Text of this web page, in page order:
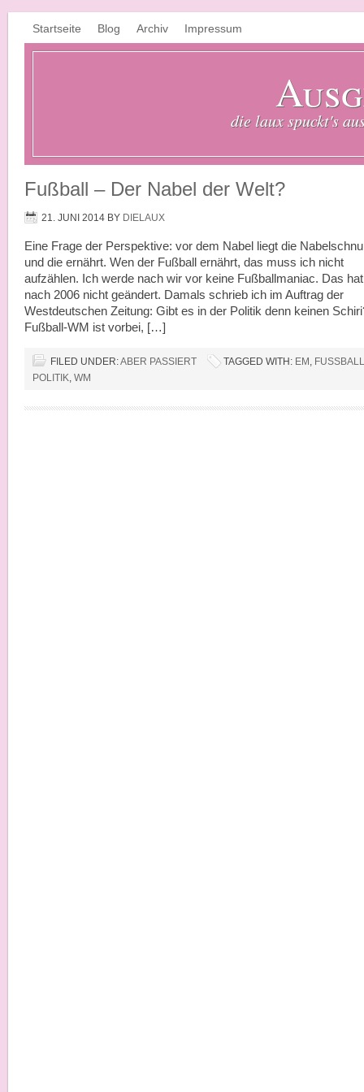
Startseite Blog Archiv Impressum
die laux spuckt's
Fußball – Der Nabel der Welt?
21. JUNI 2014 BY DIELAUX
Eine Frage der Perspektive: vor dem Nabel liegt die
und die ernährt. Wen der Fußball ernährt, das muss ich nicht
aufzählen. Ich werde nach wir vor keine Fußballmaniac. Das
nach 2006 nicht geändert. Damals schrieb ich im Auftrag der
Westdeutschen Zeitung: Gibt es in der Politik denn keinen
Fußball-WM ist vorbei, […]
FILED UNDER:ABER PASSIERT TAGGED WITH: EM , FUSSBALL
POLITIK, WM